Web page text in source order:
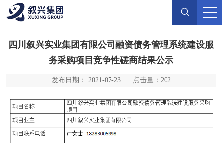
四川叙兴实业集团有限公司融资债务管理系统建设服
务采购项目竞争性磋商结果公示
发布日期： 2021-07-23 点击量： 202